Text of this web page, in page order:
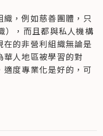
，例如慈善團體，只
），而且都與私人機構
的非營利組織無論是
人地區被學習的對
度專業化是好的，可